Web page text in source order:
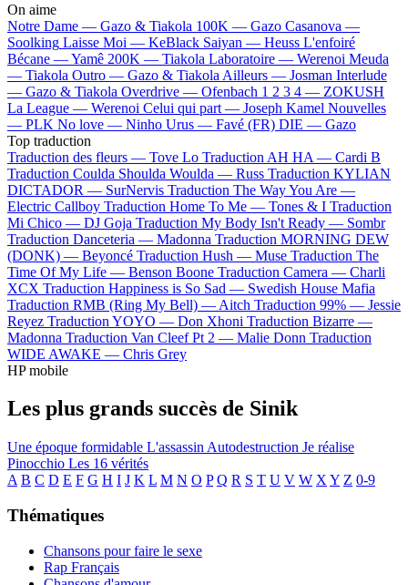
On aime
Notre Dame — Gazo & Tiakola 100K — Gazo Casanova —
Soolking Laisse Moi — KeBlack Saiyan — Heuss L'enfoiré
Bécane —Yamê 200K — Tiakola Laboratoire — Werenoi Meuda
— Tiakola Outro — Gazo & Tiakola Ailleurs — Josman Interlude
— Gazo & Tiakola Overdrive — Ofenbach 1 2 3 4 — ZOKUSH
La League — Werenoi Celui qui part — Joseph Kamel Nouvelles
— PLK No love — Ninho Urus — Favé (FR) DIE — Gazo
Top traduction
Traduction des fleurs — Tove Lo Traduction AH HA — Cardi B
Traduction Coulda Shoulda Woulda — Russ Traduction KYLIAN
DICTADOR — SurNervis Traduction The Way You Are —
Electric Callboy Traduction Home To Me — Tones & I Traduction
Mi Chico — DJ Goja Traduction My Body Isn't Ready — Sombr
Traduction Danceteria — Madonna Traduction MORNING DEW
(DONK) — Beyoncé Traduction Hush — Muse Traduction The
Time Of My Life — Benson Boone Traduction Camera — Charli
XCX Traduction Happiness is So Sad — Swedish House Mafia
Traduction RMB (Ring My Bell) — Aitch Traduction 99% — Jessie
Reyez Traduction YOYO — Don Xhoni Traduction Bizarre —
Madonna Traduction Van Cleef Pt 2 — Malie Donn Traduction
WIDE AWAKE — Chris Grey
HP mobile
Les plus grands succès de Sinik
Une époque formidable L'assassin Autodestruction Je réalise
Pinocchio Les 16 vérités
A B C D E F G H I J K L M N O P Q R S T U V W X Y Z 0-9
Thématiques
Chansons pour faire le sexe
Rap Français